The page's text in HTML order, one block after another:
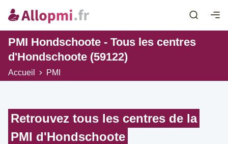
PMI Hondschoote - Tous les centres
d'Hondschoote (59122)
Accueil PMI
Retrouvez tous les centres de la
PMI d'Hondschoote